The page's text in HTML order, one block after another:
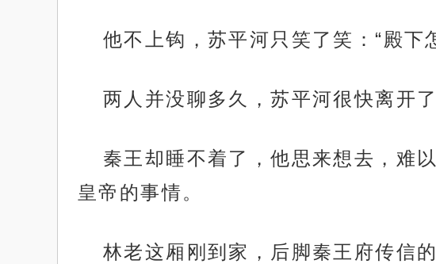
他不上钩，苏平河只笑了笑：“殿下
两人并没聊多久，苏平河很快离开了
秦王却睡不着了，他思来想去，难
皇帝的事情。
林老这厢刚到家，后脚秦王府传信